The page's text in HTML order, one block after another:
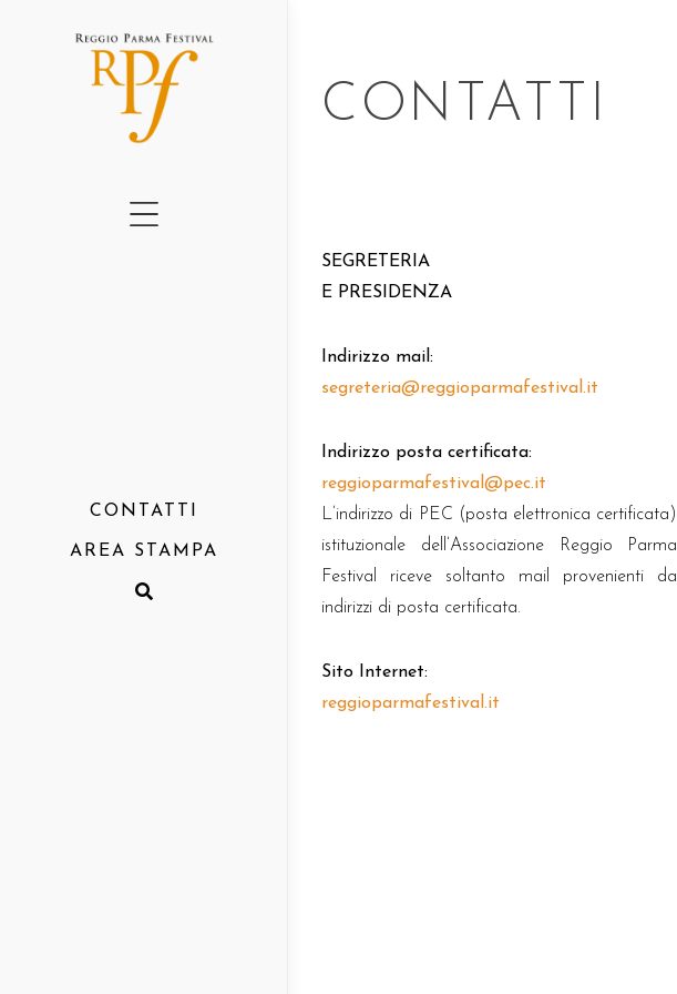
CARTELLONE 2026
AMO IL TEATRO
CONTATTI
AREA STAMPA
Comunicati
CONTATTI
SEGRETERIA
E PRESIDENZA
Indirizzo mail:
segreteria@reggioparmafestival.it
Indirizzo posta certificata:
reggioparmafestival@pec.it
L’indirizzo di PEC (posta elettronica certificata)
istituzionale dell’Associazione Reggio Parma
Festival riceve soltanto mail provenienti da
indirizzi di posta certificata.
Sito Internet:
reggioparmafestival.it